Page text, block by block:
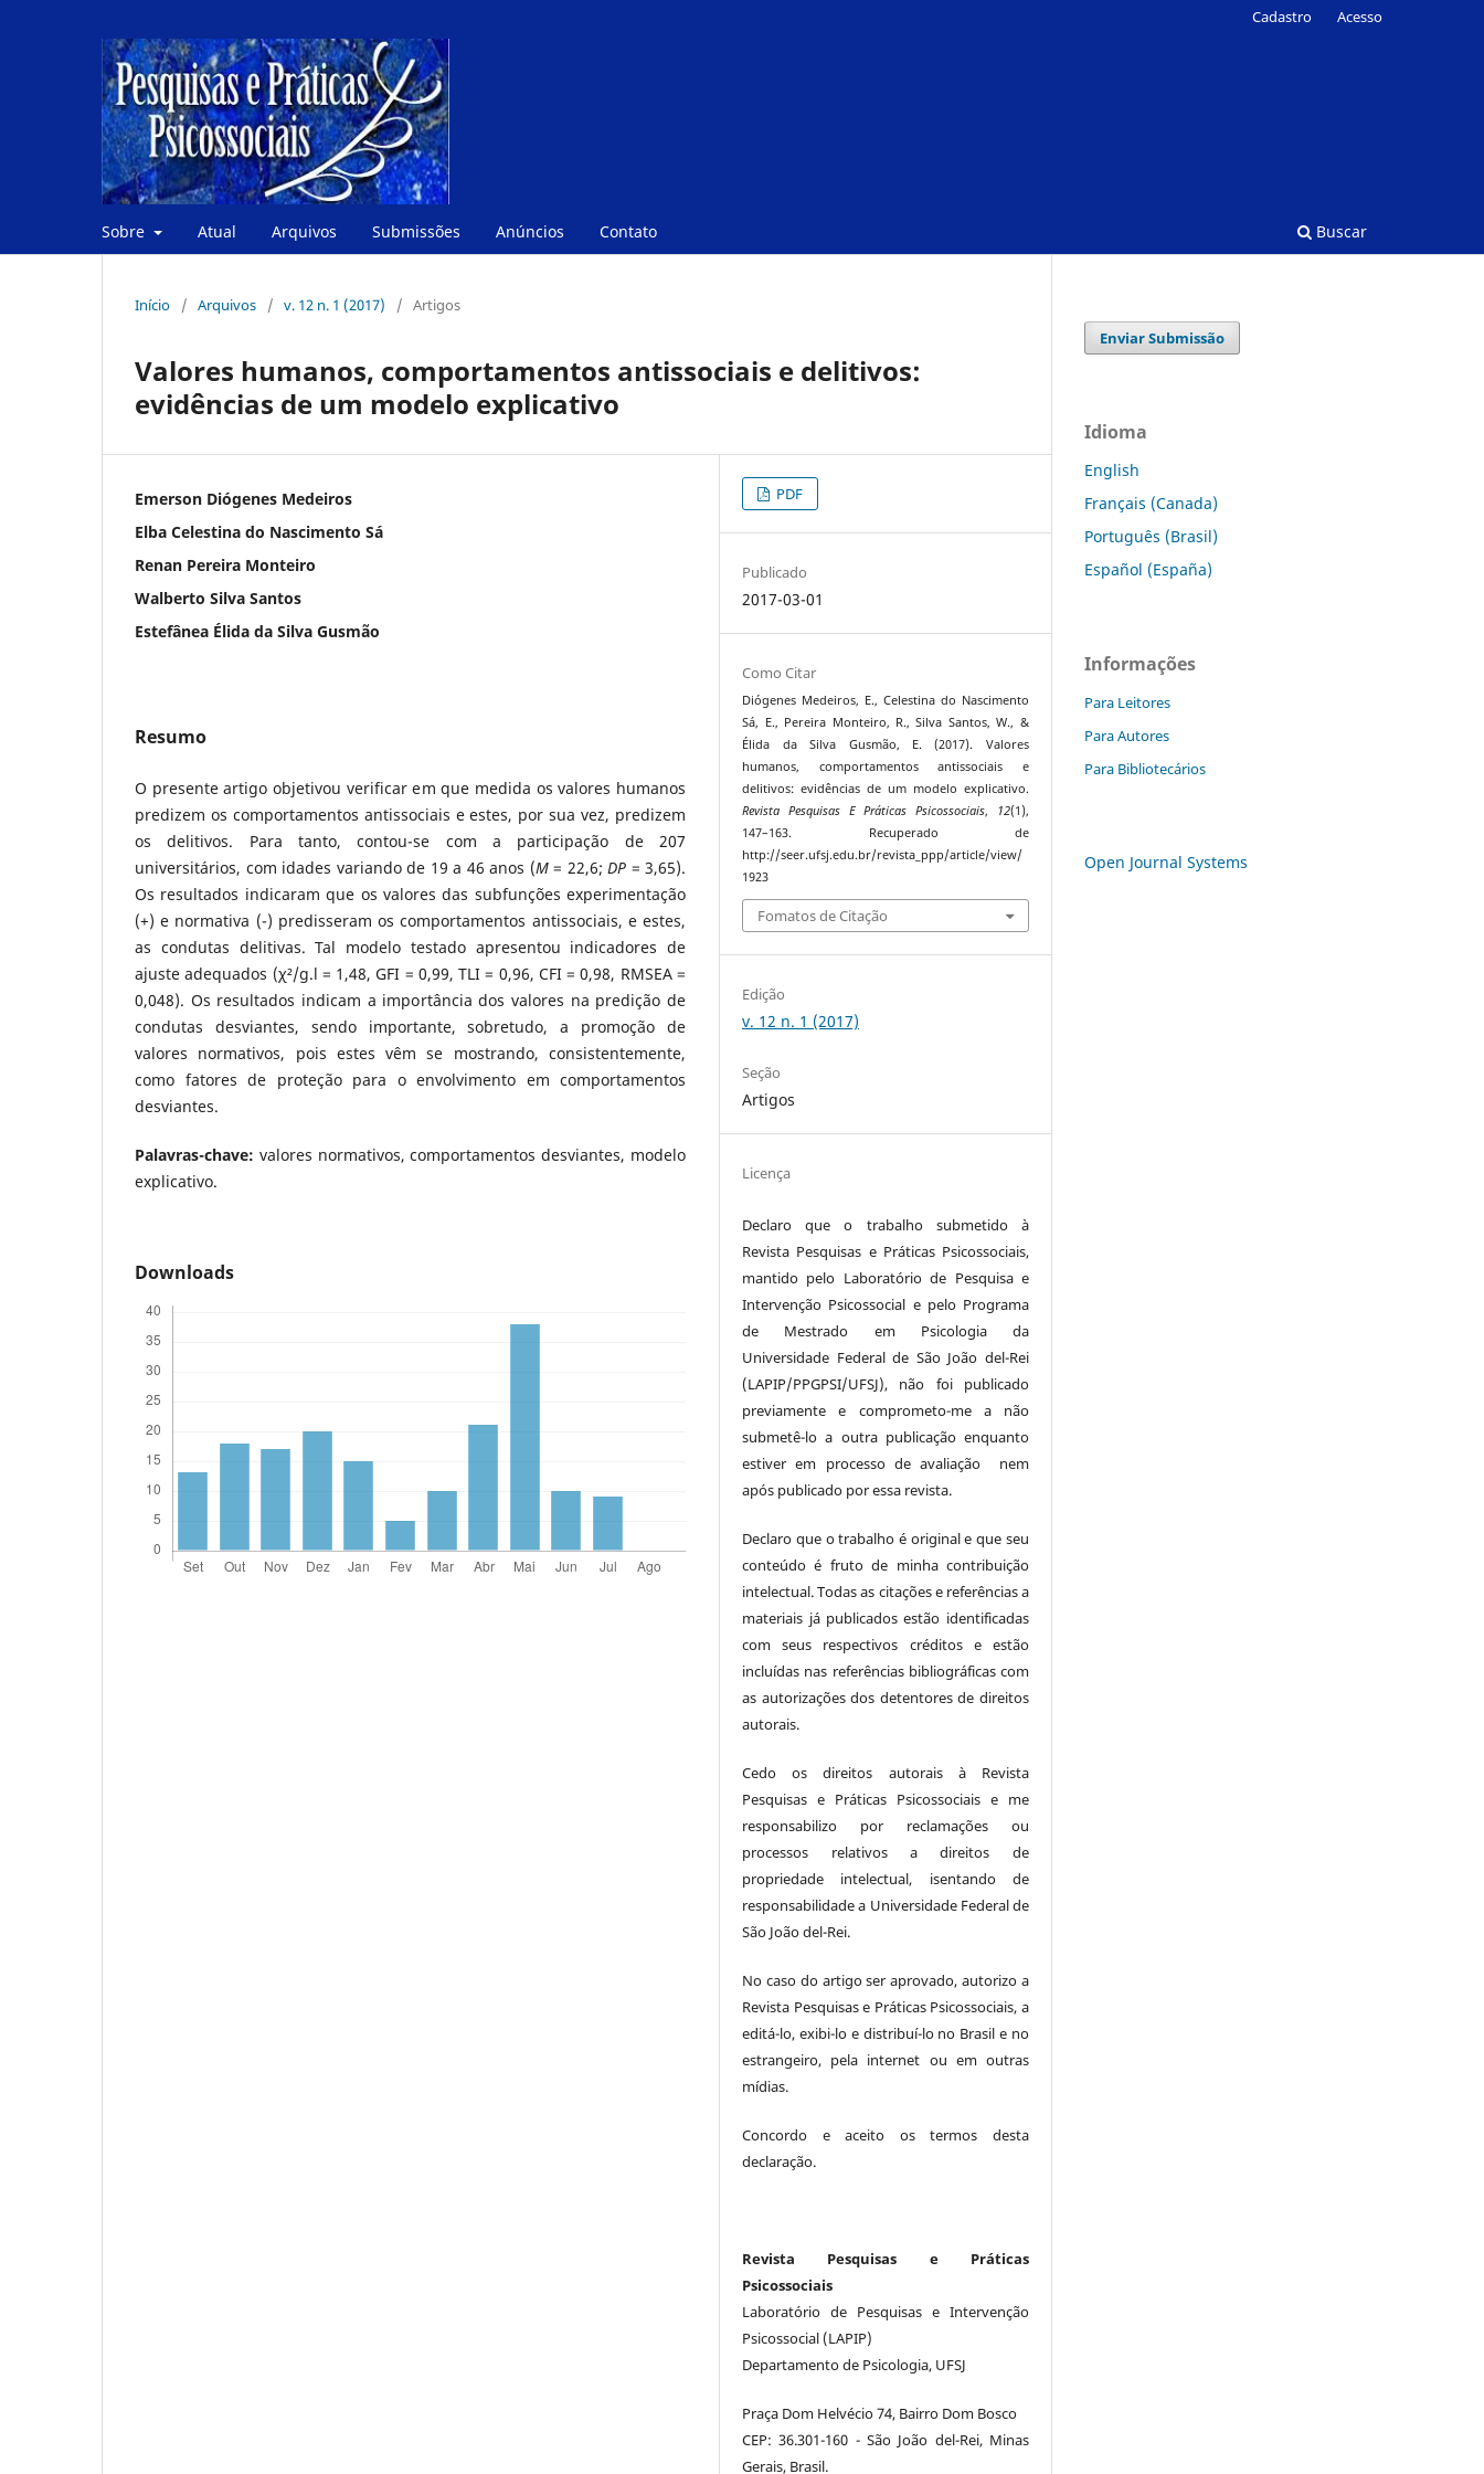
Sobre Atual Arquivos Submissões Anúncios Contato Buscar
Cadastro Acesso
Início / Arquivos / v. 12 n. 1 (2017) / Artigos
Valores humanos, comportamentos antissociais e delitivos:
evidências de um modelo explicativo
Emerson Diógenes Medeiros
Elba Celestina do Nascimento Sá
Renan Pereira Monteiro
Walberto Silva Santos
Estefânea Élida da Silva Gusmão
Resumo
O presente artigo objetivou verificar em que medida os valores humanos
predizem os comportamentos antissociais e estes, por sua vez, predizem
os delitivos. Para tanto, contou-se com a participação de 207
universitários, com idades variando de 19 a 46 anos (M = 22,6; DP = 3,65).
Os resultados indicaram que os valores das subfunções experimentação
(+) e normativa (-) predisseram os comportamentos antissociais, e estes,
as condutas delitivas. Tal modelo testado apresentou indicadores de
ajuste adequados (χ²/g.l = 1,48, GFI = 0,99, TLI = 0,96, CFI = 0,98, RMSEA =
0,048). Os resultados indicam a importância dos valores na predição de
condutas desviantes, sendo importante, sobretudo, a promoção de
valores normativos, pois estes vêm se mostrando, consistentemente,
como fatores de proteção para o envolvimento em comportamentos
desviantes.
Palavras-chave: valores normativos, comportamentos desviantes, modelo
explicativo.
Downloads
PDF
Publicado
2017-03-01
Como Citar
Diógenes Medeiros, E., Celestina do Nascimento
Sá, E., Pereira Monteiro, R., Silva Santos, W., &
Élida da Silva Gusmão, E. (2017). Valores
humanos, comportamentos antissociais e
delitivos: evidências de um modelo explicativo.
Revista Pesquisas E Práticas Psicossociais, 12(1),
147–163. Recuperado de
http://seer.ufsj.edu.br/revista_ppp/article/view/
1923
Fomatos de Citação
Edição
v. 12 n. 1 (2017)
Seção
Artigos
Licença
Declaro que o trabalho submetido à
Revista Pesquisas e Práticas Psicossociais,
mantido pelo Laboratório de Pesquisa e
Intervenção Psicossocial e pelo Programa
de Mestrado em Psicologia da
Universidade Federal de São João del-Rei
(LAPIP/PPGPSI/UFSJ), não foi publicado
previamente e comprometo-me a não
submetê-lo a outra publicação enquanto
estiver em processo de avaliação nem
após publicado por essa revista.
Declaro que o trabalho é original e que seu
conteúdo é fruto de minha contribuição
intelectual. Todas as citações e referências a
materiais já publicados estão identificadas
com seus respectivos créditos e estão
incluídas nas referências bibliográficas com
as autorizações dos detentores de direitos
autorais.
Cedo os direitos autorais à Revista
Pesquisas e Práticas Psicossociais e me
responsabilizo por reclamações ou
processos relativos a direitos de
propriedade intelectual, isentando de
responsabilidade a Universidade Federal de
São João del-Rei.
No caso do artigo ser aprovado, autorizo a
Revista Pesquisas e Práticas Psicossociais, a
editá-lo, exibi-lo e distribuí-lo no Brasil e no
estrangeiro, pela internet ou em outras
mídias.
Concordo e aceito os termos desta
declaração.
Revista Pesquisas e Práticas
Psicossociais
Laboratório de Pesquisas e Intervenção
Psicossocial (LAPIP)
Departamento de Psicologia, UFSJ
Praça Dom Helvécio 74, Bairro Dom Bosco
CEP: 36.301-160 - São João del-Rei, Minas
Gerais, Brasil.
Enviar Submissão
Idioma
English
Français (Canada)
Português (Brasil)
Español (España)
Informações
Para Leitores
Para Autores
Para Bibliotecários
Open Journal Systems